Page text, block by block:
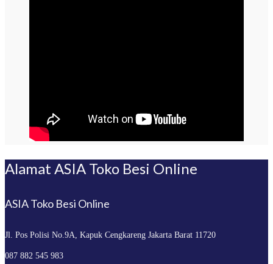
Alamat ASIA Toko Besi Online
ASIA Toko Besi Online
Jl. Pos Polisi No.9A, Kapuk Cengkareng Jakarta Barat 11720
087 882 545 983